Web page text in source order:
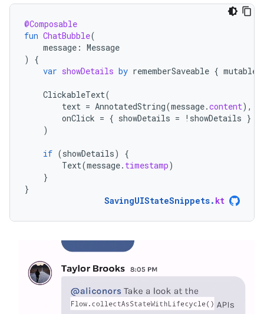
@Composable
fun ChatBubble(
message : Message
)
{
var showDetails by rememberSaveable {
ClickableText(
text = AnnotatedString(message.content),
onClick = { showDetails = ! showDetails }
)
if (showDetails)
{
Text(message. timestamp)
}
}
SavingUIStateSnippets. kt